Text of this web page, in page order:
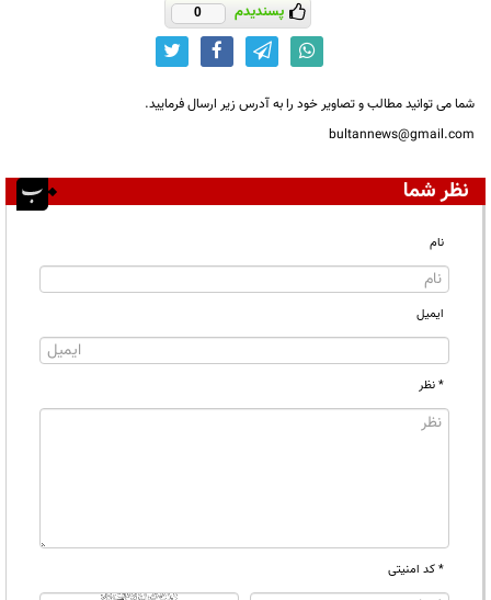
پسندیدم 0
شما می توانید مطالب و تصاویر خود را به آدرس زیر ارسال فرمایید.
bultannews@gmail.com
نظر شما
نام
ایمیل
* نظر
* کد امنیتی